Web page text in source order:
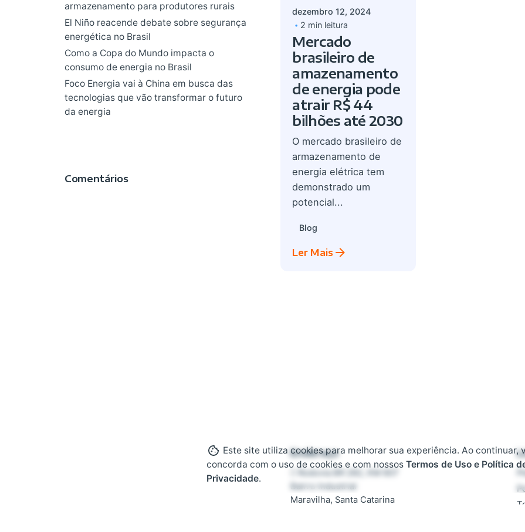
armazenamento para produtores rurais
El Niño reacende debate sobre segurança
energética no Brasil
Como a Copa do Mundo impacta o
consumo de energia no Brasil
Foco Energia vai à China em busca das
tecnologias que vão transformar o futuro
da energia
Comentários
dezembro 12, 2024
2 min leitura
Mercado
brasileiro de
amazenamento
de energia pode
atrair R$ 44
bilhões até 2030
O mercado brasileiro de
armazenamento de
energia elétrica tem
demonstrado um
potencial...
Blog
Ler Mais
Endereço
Rodovia BR 282, KM 607
Bairro Industrial
Maravilha, Santa Catarina
Este site utiliza cookies para melhorar sua experiência. Ao continuar,
concorda com o uso de cookies e com nossos Termos de Uso e Política
Privacidade.